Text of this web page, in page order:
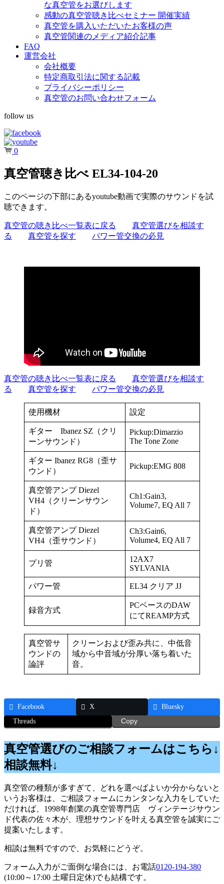
な真空管をお選びします
感動の真空管聴き比べセミナー 開催実績
真空管を購入いただいたお客様の声
真空管関連のメディア紹介記事
FAQ
運営会社
会社概要
特定商取引法に関する記載
プライバシーポリシー
真空管のお問い合わせフォーム
follow us
0
真空管聴き比べ EL34-104-20
このページの下部にあるyoutube動画で実際のサウンドを試
聴できます。
真空管の聴き比べ一覧表に戻る
真空管選びを相談す
る
真空管を探す パワー管交換の必見
真空管の聴き比べ一覧表に戻る
真空管選びを相談す
る
真空管を探す パワー管交換の必見
使用機材 設定
ギター Ibanez SZ（クリ
ーンサウンド）
Pickup:Dimarzio
The Tone Zone
ギター Ibanez RG8（歪サ
ウンド）
Pickup:EMG 808
真空管アンプ Diezel
VH4（クリーンサウン
ド）
Ch1:Gain3,
Volume7, EQ All 7
真空管アンプ Diezel
VH4（歪サウンド）
Ch3:Gain6,
Volume4, EQ All 7
プリ管
12AX7
SYLVANIA
パワー管 EL34 クリア JJ
録音方式
PCベースのDAW
にてREAMP方式
真空管サ
ウンドの
論評
クリーンおよび歪み共に、中低音
域から中音域が分厚い落ち着いた
音。
Facebook X
Bluesky
Threads
Copy
真空管選びのご相談フォームはこちら↓
相談無料↓
真空管の種類が多すぎて、どれを選べばよいか分からないと
いうお客様は、ご相談フォームにカンタンな入力をしていた
だければ、1998年創業の真空管専門店 ヴィンテージサウン
ド代表の佐々木が、理想サウンドを叶える真空管を誠実にご
提案いたします。
相談は無料ですので、お気軽にどうぞ。
フォーム入力がご面倒な場合には、お電話0120-194-380
(10:00～17:00 土曜日定休)でも結構です。